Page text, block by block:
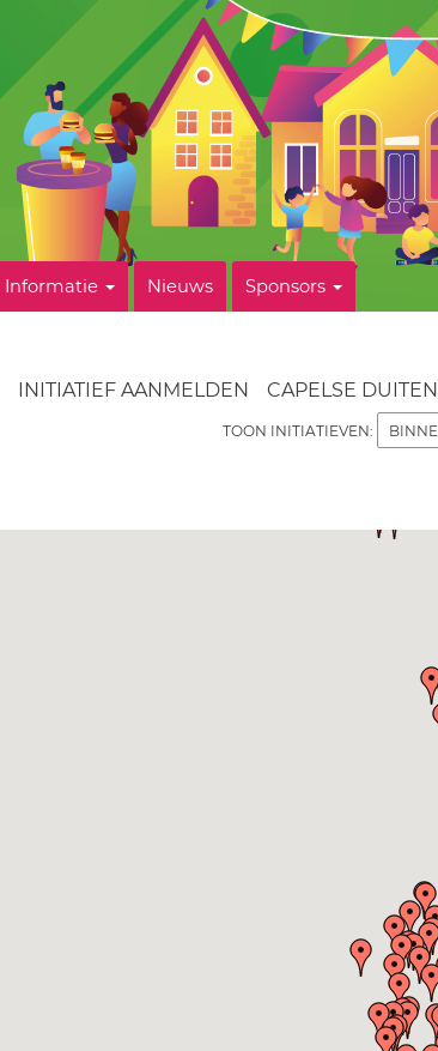
Informatie Nieuws Sponsors
INITIATIEF AANMELDEN CAPELSE DUITEN
TOON INITIATIEVEN: